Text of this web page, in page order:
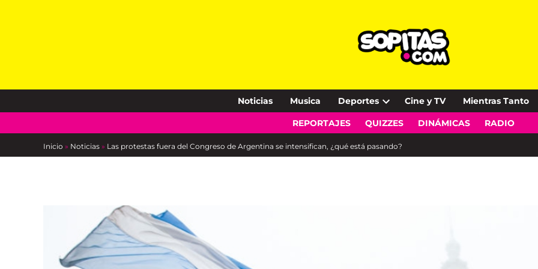
Noticias Musica Deportes
Open
dropdown
Cine y TV Mientras Tanto
REPORTAJES QUIZZES DINÁMICAS RADIO
Inicio » Noticias » Las protestas fuera del Congreso de Argentina se intensifican, ¿qué está pasando?